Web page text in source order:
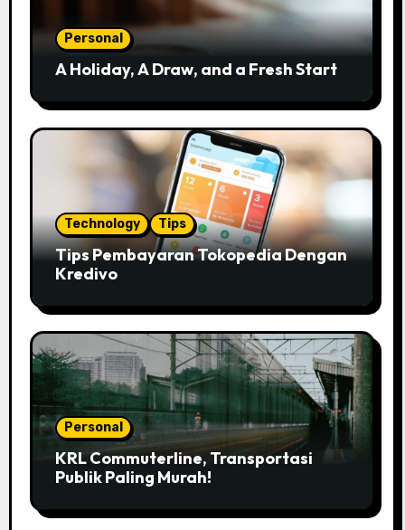
Personal
A Holiday, A Draw, and a Fresh Start
Technology Tips
Tips Pembayaran Tokopedia Dengan
Kredivo
Personal
KRL Commuterline, Transportasi
Publik Paling Murah!